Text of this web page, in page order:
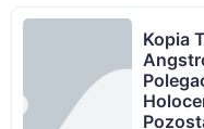
Kopia